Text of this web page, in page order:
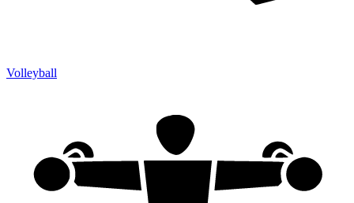
Volleyball